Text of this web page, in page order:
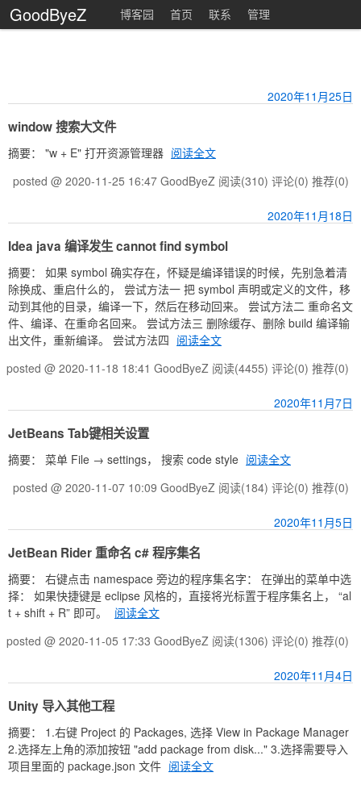
GoodByeZ 博客园 首页 联系 管理
2020年11月25日
window 搜索大文件
摘要： "w + E" 打开资源管理器 阅读全文
posted @ 2020-11-25 16:47 GoodByeZ 阅读(310) 评论(0) 推荐(0)
2020年11月18日
Idea java 编译发生 cannot find symbol
摘要： 如果 symbol 确实存在，怀疑是编译错误的时候，先别急着清
除换成、重启什么的， 尝试方法一 把 symbol 声明或定义的文件，移
动到其他的目录，编译一下，然后在移动回来。 尝试方法二 重命名文
件、编译、在重命名回来。 尝试方法三 删除缓存、删除 build 编译输
出文件，重新编译。 尝试方法四 阅读全文
posted @ 2020-11-18 18:41 GoodByeZ 阅读(4455) 评论(0) 推荐(0)
2020年11月7日
JetBeans Tab键相关设置
摘要： 菜单 File → settings， 搜索 code style 阅读全文
posted @ 2020-11-07 10:09 GoodByeZ 阅读(184) 评论(0) 推荐(0)
2020年11月5日
JetBean Rider 重命名 c# 程序集名
摘要： 右键点击 namespace 旁边的程序集名字： 在弹出的菜单中选
择： 如果快捷键是 eclipse 风格的，直接将光标置于程序集名上， “al
t + shift + R” 即可。
阅读全文
posted @ 2020-11-05 17:33 GoodByeZ 阅读(1306) 评论(0) 推荐(0)
2020年11月4日
Unity 导入其他工程
摘要： 1.右键 Project 的 Packages, 选择 View in Package Manager
2.选择左上角的添加按钮 "add package from disk..." 3.选择需要导入
项目里面的 package.json 文件 阅读全文